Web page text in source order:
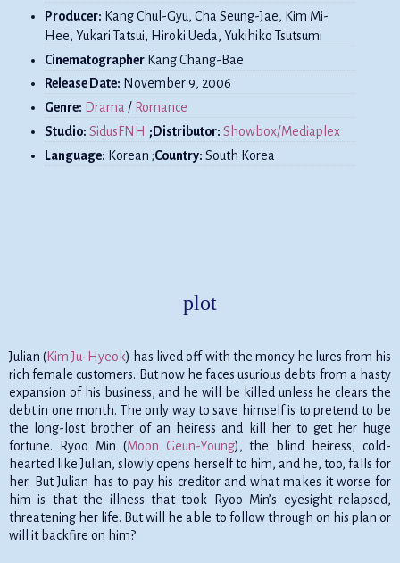
Producer: Kang Chul-Gyu, Cha Seung-Jae, Kim Mi-
Hee, Yukari Tatsui, Hiroki Ueda, Yukihiko Tsutsumi
CinematographerKang Chang-Bae
Release Date: November 9, 2006
Genre: Drama / Romance
Studio: SidusFNH ;Distributor: Showbox/Mediaplex
Language: Korean ;Country: South Korea
plot
Julian (Kim Ju-Hyeok) has lived off with the money he lures from his
rich female customers. But now he faces usurious debts from a hasty
expansion of his business, and he will be killed unless he clears the
debt in one month. The only way to save himself is to pretend to be
the long-lost brother of an heiress and kill her to get her huge
fortune. Ryoo Min (Moon Geun-Young), the blind heiress, cold-
hearted like Julian, slowly opens herself to him, and he, too, falls for
her. But Julian has to pay his creditor and what makes it worse for
him is that the illness that took Ryoo Min’s eyesight relapsed,
threatening her life. But will he able to follow through on his plan or
will it backfire on him?